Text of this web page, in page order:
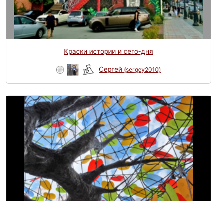
Краски истории и сего-дня
Сергей (sergey2010)